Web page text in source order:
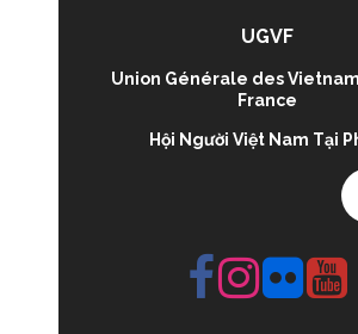
UGVF
Union Générale des
France
Hội Người Việt Nam Tại